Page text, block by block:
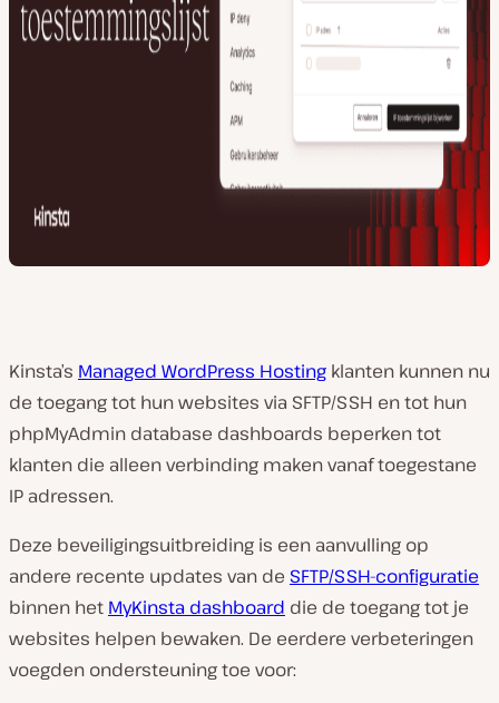
Kinsta’s Managed WordPress Hosting klanten kunnen nu
de toegang tot hun websites via SFTP/SSH en tot hun
phpMyAdmin database dashboards beperken tot
klanten die alleen verbinding maken vanaf toegestane
IP adressen.
Deze beveiligingsuitbreiding is een aanvulling op
andere recente updates van de SFTP/SSH-configuratie
binnen het MyKinsta dashboard die de toegang tot je
websites helpen bewaken. De eerdere verbeteringen
voegden ondersteuning toe voor: